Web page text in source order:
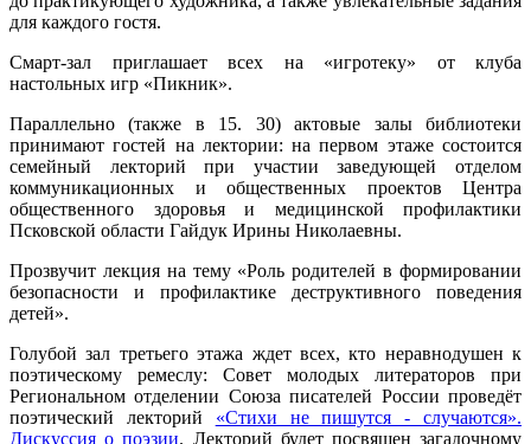
для каждого гостя.
Смарт-зал приглашает всех на «игротеку» от клуба
настольных игр «Пикник».
Параллельно (также в 15. 30) актовые залы библиотеки
принимают гостей на лектории: на первом этаже состоится
семейный лекторий при участии заведующей отделом
коммуникационных и общественных проектов Центра
общественного здоровья и медицинской профилактики
Псковской области Гайдук Ирины Николаевны.
Прозвучит лекция на тему «Роль родителей в формировании
безопасности и профилактике деструктивного поведения
детей».
Голубой зал третьего этажа ждет всех, кто неравнодушен к
поэтическому ремеслу: Совет молодых литераторов при
Региональном отделении Союза писателей России проведёт
поэтический лекторий «Стихи не пишутся - случаются».
Дискуссия о поэзии. Лекторий будет посвящен загадочному